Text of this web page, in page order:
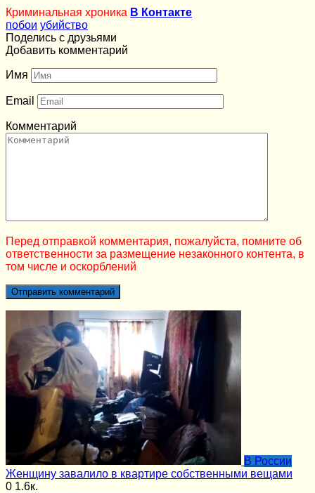
Криминальная хроника В Контакте
побои убийство
Поделись с друзьями
Добавить комментарий
Имя
Email
Комментарий
Перед отправкой комментария, пожалуйста, помните об
ответственности за размещение незаконного контента, в
том числе и оскорблений
В России
Женщину завалило в квартире собственными вещами
0 1.6к.